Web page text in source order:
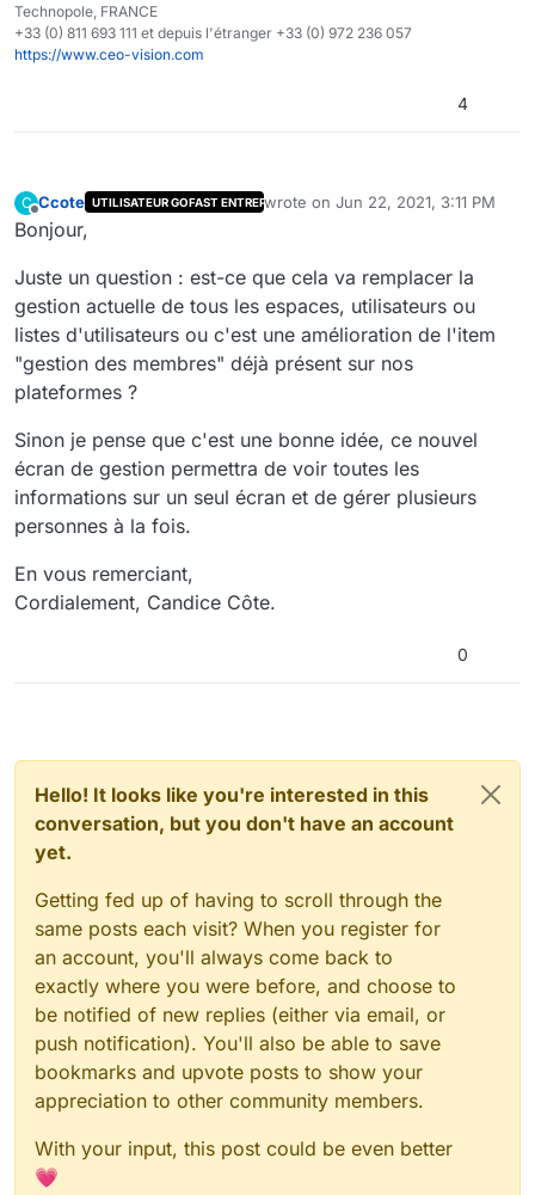
Technopole, FRANCE
+33 (0) 811 693 111 et depuis l'étranger +33 (0) 972 236 057
https://www.ceo-vision.com
4
C
Offline
Ccote UTILISATEUR GOFAST ENTREPRISEwrote on Jun 22, 2021, 3:11 PM
last edited by
Bonjour,
Juste un question : est-ce que cela va remplacer la
gestion actuelle de tous les espaces, utilisateurs ou
listes d'utilisateurs ou c'est une amélioration de l'item
"gestion des membres" déjà présent sur nos
plateformes ?
Sinon je pense que c'est une bonne idée, ce nouvel
écran de gestion permettra de voir toutes les
informations sur un seul écran et de gérer plusieurs
personnes à la fois.
En vous remerciant,
Cordialement, Candice Côte.
0
Hello! It looks like you're interested in this
conversation, but you don't have an account
yet.
Getting fed up of having to scroll through the
same posts each visit? When you register for
an account, you'll always come back to
exactly where you were before, and choose to
be notified of new replies (either via email, or
push notification). You'll also be able to save
bookmarks and upvote posts to show your
appreciation to other community members.
With your input, this post could be even better
💗